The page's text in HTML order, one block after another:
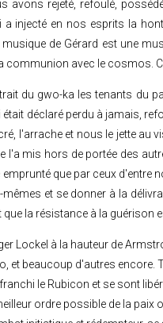
avons rejeté, refoulé,
a injecté en nos esprits la
de Gérard est une
communion avec le cosmos.
du gwo-ka les tenants du
déclaré perdu à jamais,
l'arrache et nous le jette au
l'a mis hors de portée des
que par ceux d'entre
et se donner à la
que la résistance à la guérison
Lockel à la hauteur de
et beaucoup d'autres
le Rubicon et se sont
ordre possible de la paix